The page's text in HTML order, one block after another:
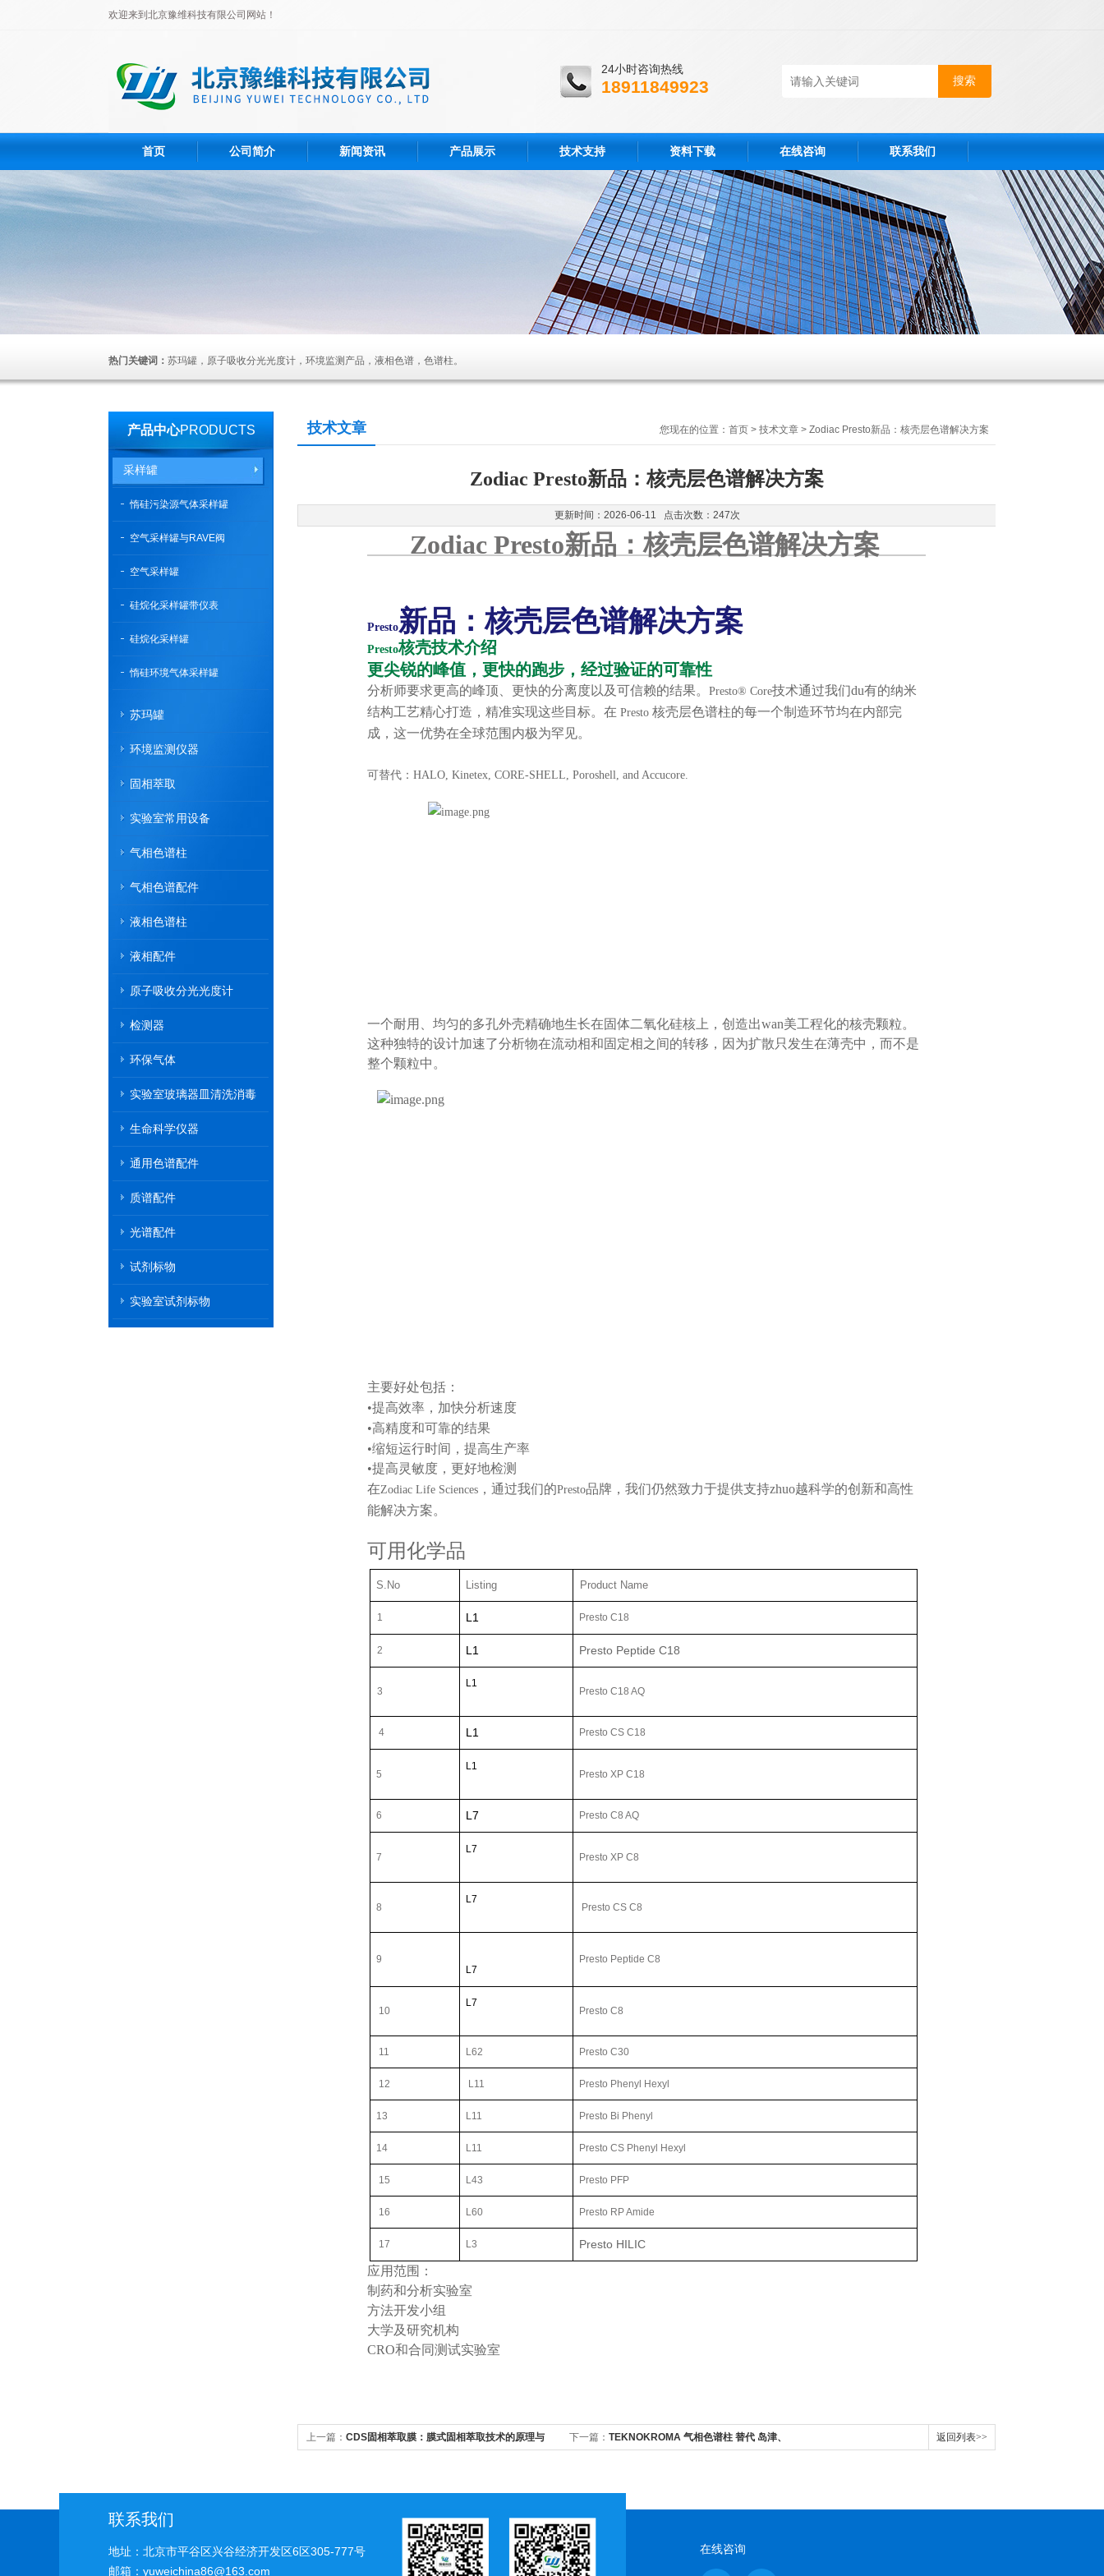
欢迎来到北京豫维科技有限公司网站！
24小时咨询热线
18911849923
首页 公司简介 新闻资讯 产品展示 技术支持 资料下载 在线咨询 联系我们
热门关键词： 苏玛罐，原子吸收分光光度计，环境监测产品，液相色谱，色谱柱。
产品中心PRODUCTS
采样罐
惰硅污染源气体采样罐
空气采样罐与RAVE阀
空气采样罐
硅烷化采样罐带仪表
硅烷化采样罐
惰硅环境气体采样罐
苏玛罐
环境监测仪器
固相萃取
实验室常用设备
气相色谱柱
气相色谱配件
液相色谱柱
液相配件
原子吸收分光光度计
检测器
环保气体
实验室玻璃器皿清洗消毒
生命科学仪器
通用色谱配件
质谱配件
光谱配件
试剂标物
实验室试剂标物
技术文章 您现在的位置： 首页 > 技术文章 > Zodiac Presto新品：核壳层色谱解决方案
Zodiac Presto新品：核壳层色谱解决方案
更新时间：2026-06-11 点击次数：247次
Zodiac Presto新品：核壳层色谱解决方案
Presto新品：核壳层色谱解决方案
Presto核壳技术介绍
更尖锐的峰值，更快的跑步，经过验证的可靠性
分析师要求更高的峰顶、更快的分离度以及可信赖的结果。 Presto® Core技术通过我们du有的纳米
结构工艺精心打造，精准实现这些目标。在 Presto 核壳层色谱柱的每一个制造环节均在内部完
成，这一优势在全球范围内极为罕见。
可替代： HALO, Kinetex, CORE-SHELL, Poroshell, and Accucore.
一个耐用、均匀的多孔外壳精确地生长在固体二氧化硅核上，创造出wan美工程化的核壳颗粒。
这种独特的设计加速了分析物在流动相和固定相之间的转移，因为扩散只发生在薄壳中，而不是
整个颗粒中。
主要好处包括：
•提高效率，加快分析速度
•高精度和可靠的结果
•缩短运行时间，提高生产率
•提高灵敏度，更好地检测
在Zodiac Life Sciences ，通过我们的Presto品牌，我们仍然致力于提供支持zhuo越科学的创新和高性
能解决方案。
可用化学品
S.No Listing Product Name
1 L1 Presto C18
2 L1 Presto Peptide C18
3
L1
Presto C18 AQ
4 L1 Presto CS C18
5
L1
Presto XP C18
6 L7 Presto C8 AQ
7
L7
Presto XP C8
8
L7
Presto CS C8
9
L7
Presto Peptide C8
10
L7
Presto C8
11 L62 Presto C30
12 L11 Presto Phenyl Hexyl
13 L11 Presto Bi Phenyl
14 L11 Presto CS Phenyl Hexyl
15 L43 Presto PFP
16 L60 Presto RP Amide
17 L3 Presto HILIC
应用范围：
制药和分析实验室
方法开发小组
大学及研究机构
CRO和合同测试实验室
上一篇： CDS固相萃取膜：膜式固相萃取技术的原理与 下一篇： TEKNOKROMA 气相色谱柱 替代 岛津、 返回列表>>
联系我们
地址：北京市平谷区兴谷经济开发区6区305-777号
邮箱：yuweichina86@163.com
在线咨询